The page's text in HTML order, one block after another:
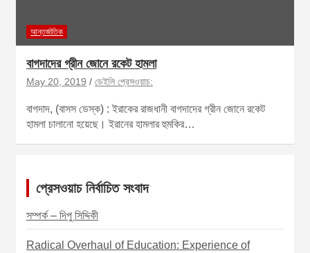
আন্তর্জাতিক
বাগদাদের গ্রীন জোনে রকেট হামলা
May 20, 2019 ডেইলি প্রেসওয়াচ:
বাগদাদ, (বাসস ডেস্ক) : ইরাকের রাজধানী বাগদাদের গ্রীন জোনে রকেট
হামলা চালানো হয়েছে। ইরানের হামলার হুমকির…
প্রেসওয়াচ নির্বাচিত সংবাদ
সম্পর্ক – দিপু সিদ্দিকী
Radical Overhaul of Education: Experience of